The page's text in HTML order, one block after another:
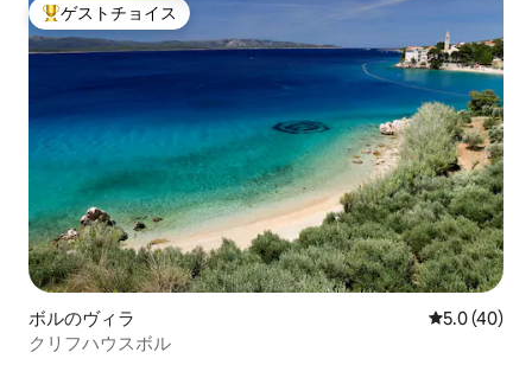
大好評のゲストチョイスです。
ゲストチョイス
ボルのヴィラ レビュー40
5.0 (40)
クリフハウスボル